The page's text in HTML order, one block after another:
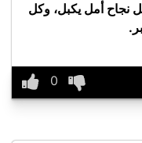
نجاح أمل يكبل، وكل